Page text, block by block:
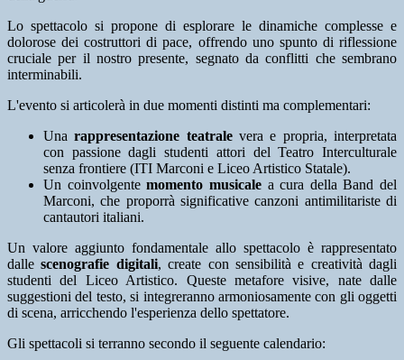
Lo spettacolo si propone di esplorare le dinamiche complesse e
dolorose dei costruttori di pace, offrendo uno spunto di riflessione
cruciale per il nostro presente, segnato da conflitti che sembrano
interminabili.
L'evento si articolerà in due momenti distinti ma complementari:
Unarappresentazione teatralevera e propria, interpretata
con passione dagli studenti attori del Teatro Interculturale
senza frontiere (ITI Marconi e Liceo Artistico Statale).
Un coinvolgentemomento musicalea cura della Band del
Marconi, che proporrà significative canzoni antimilitariste di
cantautori italiani.
Un valore aggiunto fondamentale allo spettacolo è rappresentato
dallescenografie digitali, create con sensibilità e creatività dagli
studenti del Liceo Artistico. Queste metafore visive, nate dalle
suggestioni del testo, si integreranno armoniosamente con gli oggetti
di scena, arricchendo l'esperienza dello spettatore.
Gli spettacoli si terranno secondo il seguente calendario: